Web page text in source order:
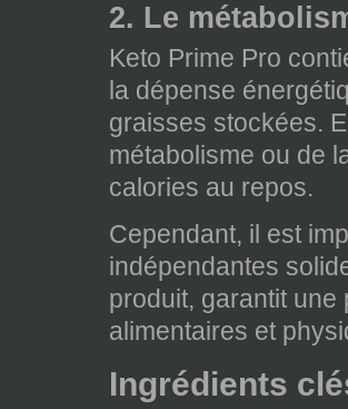
2. Le
Keto Prime Pro
la dépense
graisses stockées.
métabolisme ou de
calories au repos.
Cependant, il est
indépendantes
produit, garantit
alimentaires et
Ingrédients